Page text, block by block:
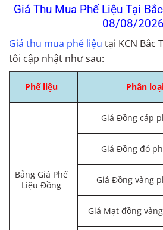
Giá Thu Mua Phế Liệu Tại
08/08/2026
Giá thu mua phế liệu tại KCN Bắc
tôi cập nhật như sau:
Phế liệu Phân
Bảng Giá Phế
Liệu Đồng
Giá Đồng cáp
Giá Đồng đỏ
Giá Đồng vàng
Giá Mạt đồng